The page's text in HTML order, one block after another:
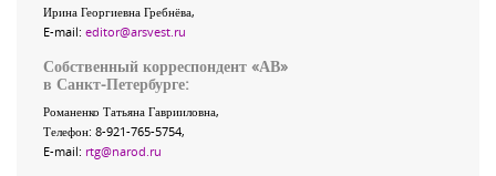
Ирина Георгиевна Гребнёва,
E-mail: editor@arsvest.ru
Собственный корреспондент «АВ»
в Санкт-Петербурге:
Романенко Татьяна Гаврииловна,
Телефон: 8-921-765-5754,
E-mail: rtg@narod.ru